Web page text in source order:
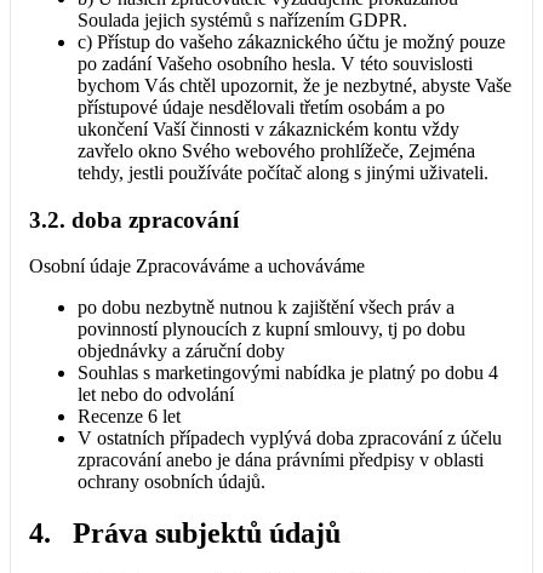
Soulada jejich systémů s nařízením GDPR.
c) Přístup do vašeho zákaznického účtu je možný pouze
po zadání Vašeho osobního hesla. V této souvislosti
bychom Vás chtěl upozornit, že je nezbytné, abyste Vaše
přístupové údaje nesdělovali třetím osobám a po
ukončení Vaší činnosti v zákaznickém kontu vždy
zavřelo okno Svého webového prohlížeče, Zejména
tehdy, jestli používáte počítač along s jinými uživateli.
3.2. doba zpracování
Osobní údaje Zpracováváme a uchováváme
po dobu nezbytně nutnou k zajištění všech práv a
povinností plynoucích z kupní smlouvy, tj po dobu
objednávky a záruční doby
Souhlas s marketingovými nabídka je platný po dobu 4
let nebo do odvolání
Recenze 6 let
V ostatních případech vyplývá doba zpracování z účelu
zpracování anebo je dána právními předpisy v oblasti
ochrany osobních údajů.
4. Práva subjektů údajů